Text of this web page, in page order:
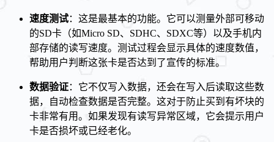
速度测试：这是最基本的功能。它可以测量外部可移动
的SD卡（如Micro SD、SDHC、SDXC等）以及手机内
部存储的读写速度。测试过程会显示具体的速度数值，
帮助用户判断这张卡是否达到了宣传的标准。
数据验证：它不仅写入数据，还会在写入后读取这些数
据，自动检查数据是否完整。这对于防止买到有坏块的
卡非常有用。如果发现有读写异常区域，它会提示用户
卡是否损坏或已经老化。